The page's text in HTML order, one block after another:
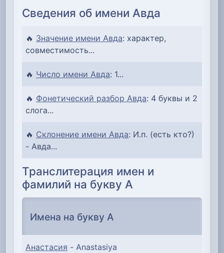
Сведения об имени Авда
🔥 Значение имени Авда: характер,
совместимость...
🔥 Число имени Авда: 1...
🔥 Фонетический разбор Авда: 4 буквы и 2
слога...
🔥 Склонение имени Авда: И.п. (есть кто?)
- Авда...
Транслитерация имен и
фамилий на букву А
Имена на букву А
Анастасия - Anastasiya